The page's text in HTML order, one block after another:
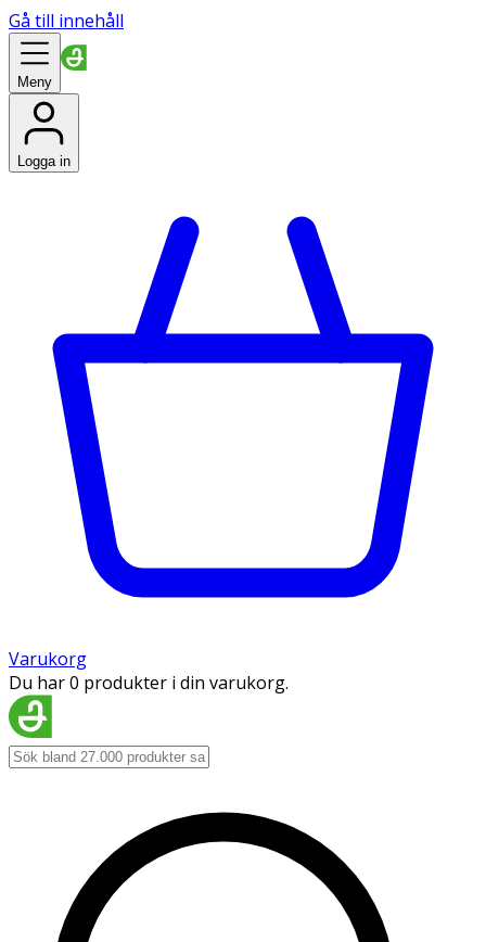
Gå till innehåll
Meny
Logga in
Varukorg
Du har 0 produkter i din varukorg.